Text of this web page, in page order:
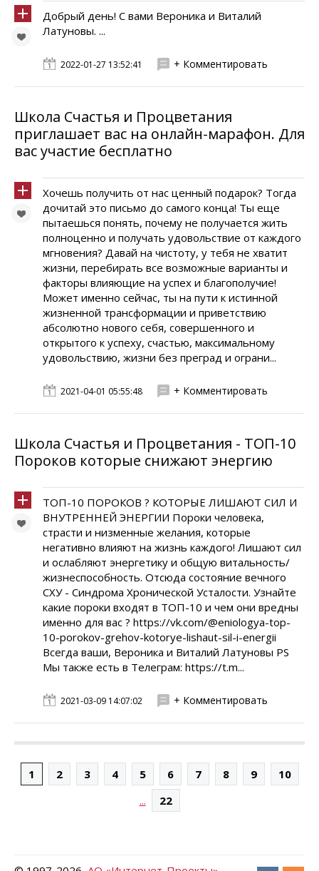
Добрый день! С вами Вероника и Виталий
Латуновы. ...
2022-01-27 13:52:41 + Комментировать
Школа Счастья и Процветания
приглашает вас на онлайн-марафон. Для
вас участие бесплатно
Хочешь получить от нас ценный подарок? Тогда
дочитай это письмо до самого конца! Ты еще
пытаешься понять, почему не получается жить
полноценно и получать удовольствие от каждого
мгновения? Давай на чистоту, у тебя не хватит
жизни, перебирать все возможные варианты и
факторы влияющие на успех и благополучие!
Может именно сейчас, ты на пути к истинной
жизненной трансформации и приветствию
абсолютно нового себя, совершенного и
открытого к успеху, счастью, максимальному
удовольствию, жизни без преград и ограни...
2021-04-01 05:55:48 + Комментировать
Школа Счастья и Процветания - ТОП-10
Пороков которые снижают энергию
ТОП-10 ПОРОКОВ ? КОТОРЫЕ ЛИШАЮТ СИЛ И
ВНУТРЕННЕЙ ЭНЕРГИИ Пороки человека,
страсти и низменные желания, которые
негативно влияют на жизнь каждого! Лишают сил
и ослабляют энергетику и общую витальность/
жизнеспособность. Отсюда состояние вечного
СХУ - Синдрома Хронической Усталости. Узнайте
какие пороки входят в ТОП-10 и чем они вредны
именно для вас ? https://vk.com/@eniologya-top-
10-porokov-grehov-kotorye-lishaut-sil-i-energii
Всегда ваши, Вероника и Виталий Латуновы PS
Мы также есть в Телеграм: https://t.m...
2021-03-09 14:07:02 + Комментировать
1 2 3 4 5 6 7 8 9
10
...
22